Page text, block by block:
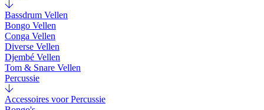
Bassdrum Vellen
Bongo Vellen
Conga Vellen
Diverse Vellen
Djembé Vellen
Tom & Snare Vellen
Percussie
Accessoires voor Percussie